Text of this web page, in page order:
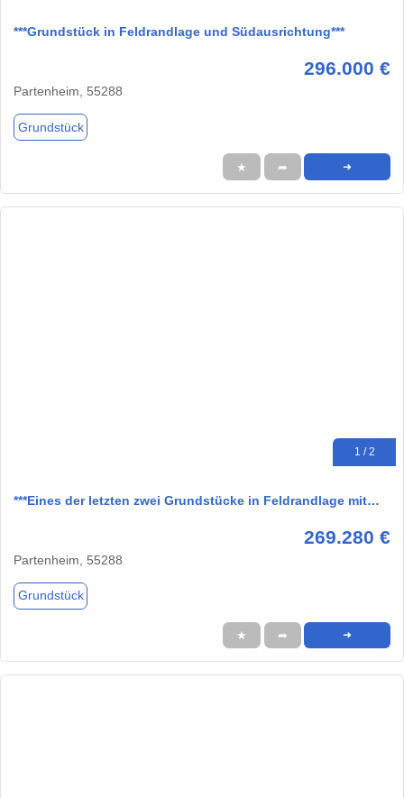
***Grundstück in Feldrandlage und Südausrichtung***
296.000 €
Partenheim, 55288
Grundstück
★ ➦ ➜
1 / 2
***Eines der letzten zwei Grundstücke in Feldrandlage mit…
269.280 €
Partenheim, 55288
Grundstück
★ ➦ ➜